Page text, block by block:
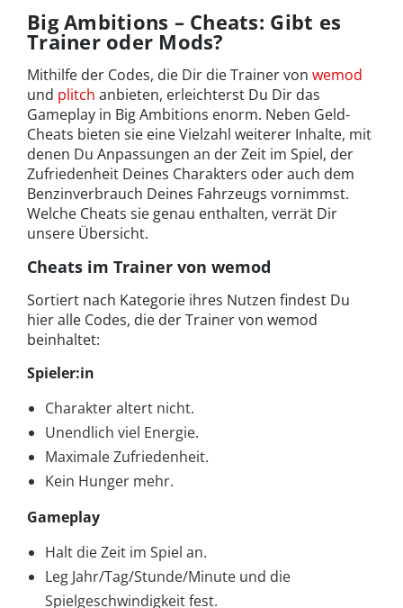
Big Ambitions – Cheats: Gibt es
Trainer oder Mods?
Mithilfe der Codes, die Dir die Trainer von wemod
und plitch anbieten, erleichterst Du Dir das
Gameplay in Big Ambitions enorm. Neben Geld-
Cheats bieten sie eine Vielzahl weiterer Inhalte, mit
denen Du Anpassungen an der Zeit im Spiel, der
Zufriedenheit Deines Charakters oder auch dem
Benzinverbrauch Deines Fahrzeugs vornimmst.
Welche Cheats sie genau enthalten, verrät Dir
unsere Übersicht.
Cheats im Trainer von wemod
Sortiert nach Kategorie ihres Nutzen findest Du
hier alle Codes, die der Trainer von wemod
beinhaltet:
Spieler:in
Charakter altert nicht.
Unendlich viel Energie.
Maximale Zufriedenheit.
Kein Hunger mehr.
Gameplay
Halt die Zeit im Spiel an.
Leg Jahr/Tag/Stunde/Minute und die
Spielgeschwindigkeit fest.